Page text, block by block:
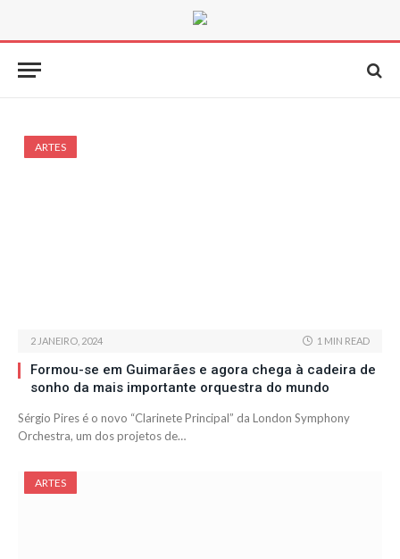
ARTES
2 JANEIRO, 2024 1 MIN READ
Formou-se em Guimarães e agora chega à cadeira de
sonho da mais importante orquestra do mundo
Sérgio Pires é o novo “Clarinete Principal” da London Symphony
Orchestra, um dos projetos de…
ARTES